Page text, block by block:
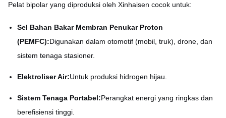
Pelat bipolar yang diproduksi oleh Xinhaisen cocok untuk:
Sel Bahan Bakar Membran Penukar Proton
(PEMFC):Digunakan dalam otomotif (mobil, truk), drone, dan
sistem tenaga stasioner.
Elektroliser Air:Untuk produksi hidrogen hijau.
Sistem Tenaga Portabel:Perangkat energi yang ringkas dan
berefisiensi tinggi.